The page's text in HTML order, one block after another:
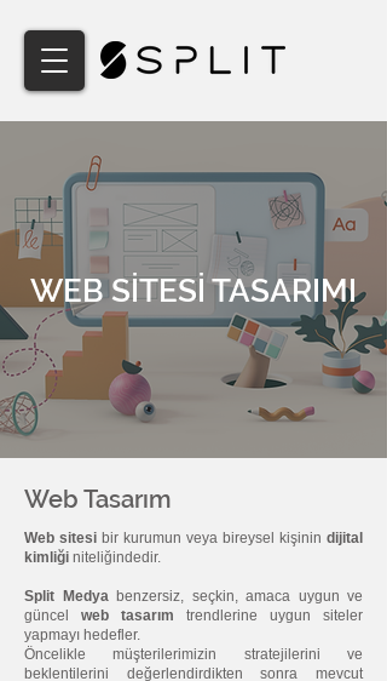
WEB SİTESİ TASARIMI
Web Tasarım
Web sitesi bir kurumun veya bireysel kişinin dijital
kimliği niteliğindedir.
Split Medyabenzersiz, seçkin, amaca uygun ve
güncel web tasarım trendlerine uygun siteler
yapmayı hedefler.
Öncelikle müşterilerimizin stratejilerini ve
beklentilerini değerlendirdikten sonra mevcut